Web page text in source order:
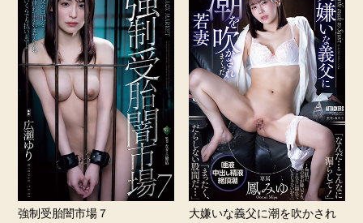
強制受胎闇市場７
大嫌いな義父に潮を吹かされ